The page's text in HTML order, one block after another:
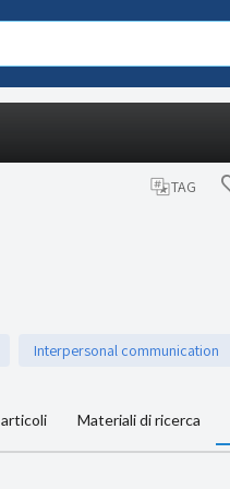
TAG
Interpersonal communication
articoli Materiali di ricerca